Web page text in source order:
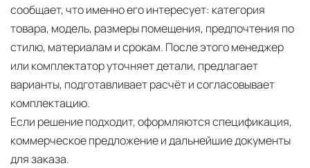
сообщает, что именно его интересует: категория
товара, модель, размеры помещения, предпочтения по
стилю, материалам и срокам. После этого менеджер
или комплектатор уточняет детали, предлагает
варианты, подготавливает расчёт и согласовывает
комплектацию.
Если решение подходит, оформляются спецификация,
коммерческое предложение и дальнейшие документы
для заказа.